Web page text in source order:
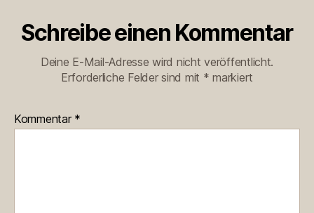
Schreibe einen Kommentar
Deine E-Mail-Adresse wird nicht veröffentlicht.
Erforderliche Felder sind mit * markiert
Kommentar *